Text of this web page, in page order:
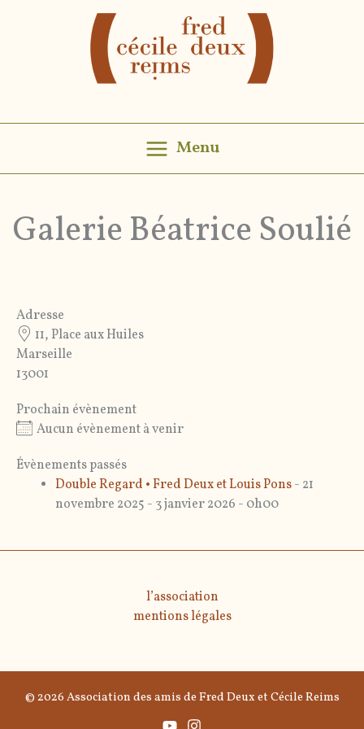
Menu
Galerie Béatrice Soulié
Adresse
11, Place aux Huiles
Marseille
13001
Prochain évènement
Aucun évènement à venir
Évènements passés
Double Regard • Fred Deux et Louis Pons- 21
novembre 2025 - 3 janvier 2026 - 0h00
l’association
mentions légales
© 2026 Association des amis de Fred Deux et Cécile Reims